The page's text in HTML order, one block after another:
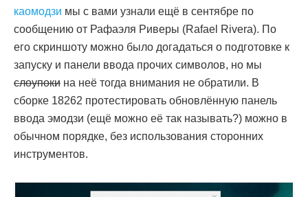
каомодзи мы с вами узнали ещё в сентябре по
сообщению от Рафаэля Риверы (Rafael Rivera). По
его скриншоту можно было догадаться о подготовке к
запуску и панели ввода прочих символов, но мы
слоупоки на неё тогда внимания не обратили. В
сборке 18262 протестировать обновлённую панель
ввода эмодзи (ещё можно её так называть?) можно в
обычном порядке, без использования сторонних
инструментов.